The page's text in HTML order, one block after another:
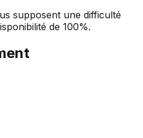
supposent une difficulté
de 100%.